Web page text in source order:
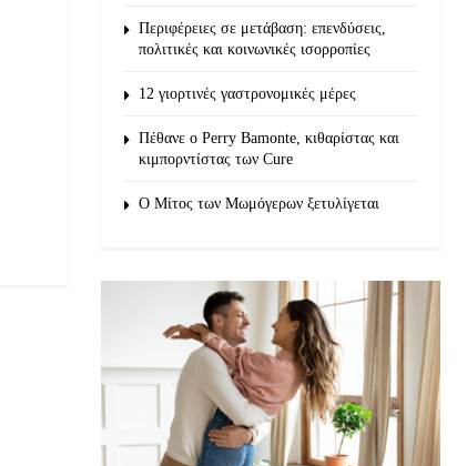
Περιφέρειες σε μετάβαση: επενδύσεις,
πολιτικές και κοινωνικές ισορροπίες
12 γιορτινές γαστρονομικές μέρες
Πέθανε ο Perry Bamonte, κιθαρίστας και
κιμπορντίστας των Cure
O Μίτος των Μωμόγερων ξετυλίγεται